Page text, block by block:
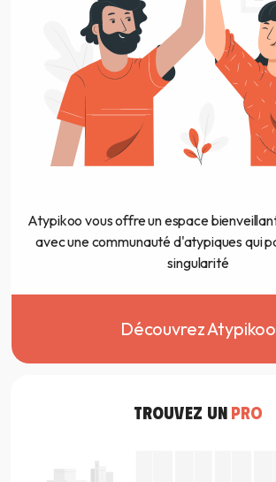
Atypikoo vous offre un espace
avec une communauté d'atypiques qui
singularité
Découvrez Atypikoo
TROUVEZ UN PRO